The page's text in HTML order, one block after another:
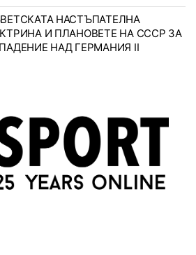
НАСТЪПАТЕЛНА
И ПЛАНОВЕТЕ НА СССР ЗА
НАД ГЕРМАНИЯ II